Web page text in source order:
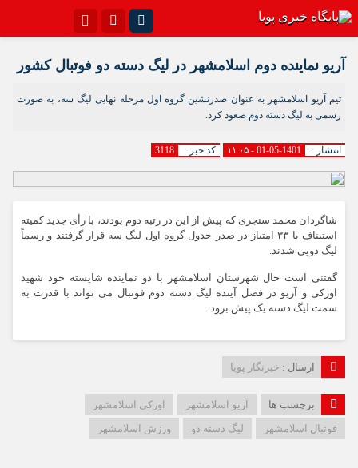
آپارات
آریو نماینده دوم اسلامشهر در لیگ دسته دو فوتبال کشور
تیم آریو اسلامشهر به عنوان صدرنشین گروه اول مرحله نهایی لیگ سه، به صورت
رسمی به لیگ دسته دوم صعود کرد.
انتشار : 1401-05-01 - ۱۱:۰۵ کد خبر : 3118
شاگردان محمد سنجری که پیش از این در رتبه دوم بودند، با رأی جدید کمیته
استیناف با ۳۳ امتیاز در صدر جدول گروه اول لیگ سه قرار گرفتند و رسماً
لیگ دویی شدند.
گفتنی است حال شهرستان اسلامشهر با دو نماینده شایسته خود شهید
اورکی و آریو در فصل آینده لیگ دسته دوم فوتبال می تواند با قدرت به
سمت لیگ دسته یک پیش برود.
ارسال : خبرنگار پویا
برچسب ها آریو اسلامشهر
اورکی اسلامشهر
فوتبال اسلامشهر
لیگ دسته دو ورزش اسلامشهر